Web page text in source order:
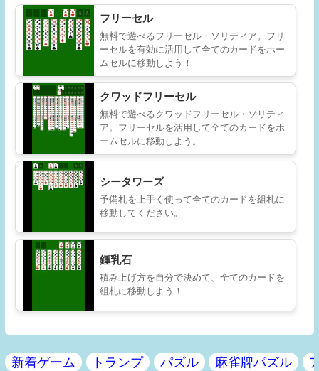
フリーセル
無料で遊べるフリーセル・ソリティア。フリ
ーセルを有効に活用して全てのカードをホー
ムセルに移動しよう！
クワッドフリーセル
無料で遊べるクワッドフリーセル・ソリティ
ア。フリーセルを活用して全てのカードをホ
ームセルに移動しよう。
シータワーズ
予備札を上手く使って全てのカードを組札に
移動してください。
鍾乳石
積み上げ方を自分で決めて、全てのカードを
組札に移動しよう！
新着ゲーム トランプ パズル 麻雀牌パズル